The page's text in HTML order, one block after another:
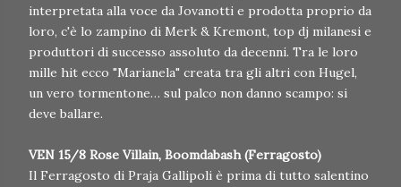
interpretata alla voce da Jovanotti e prodotta proprio da
loro, c'è lo zampino di Merk & Kremont, top dj milanesi e
produttori di successo assoluto da decenni. Tra le loro
mille hit ecco "Marianela" creata tra gli altri con Hugel,
un vero tormentone… sul palco non danno scampo: si
deve ballare.
VEN 15/8 Rose Villain, Boomdabash (Ferragosto)
Il Ferragosto di Praja Gallipoli è prima di tutto salentino